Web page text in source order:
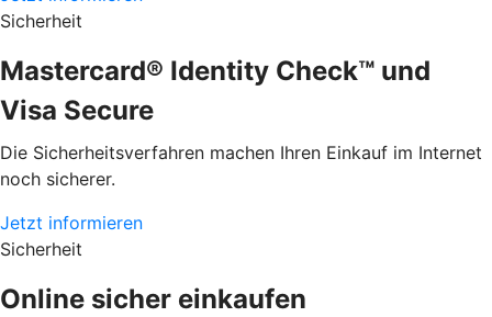
Sicherheit
Mastercard® Identity Check™ und
Visa Secure
Die Sicherheitsverfahren machen Ihren Einkauf im Internet
noch sicherer.
Jetzt informieren
Sicherheit
Online sicher einkaufen